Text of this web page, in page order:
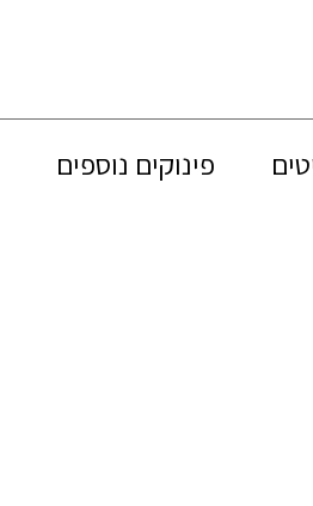
פינוקים נוספים